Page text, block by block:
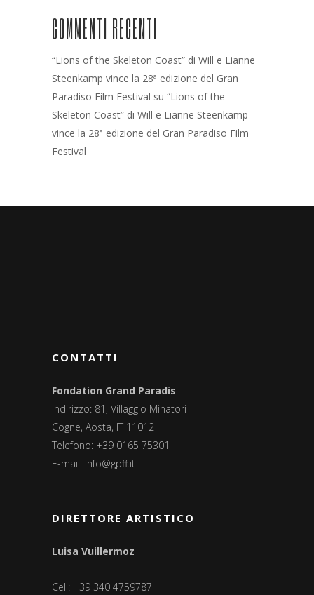
COMMENTI RECENTI
“Lions of the Skeleton Coast” di Will e Lianne
Steenkamp vince la 28ª edizione del Gran
Paradiso Film Festival su “Lions of the
Skeleton Coast” di Will e Lianne Steenkamp
vince la 28ª edizione del Gran Paradiso Film
Festival
CONTATTI
Fondation Grand Paradis
Indirizzo: 81, Villaggio Minatori
Cogne, Aosta, IT 11012
Telefono: +39 0165 75301
E-mail: info@gpff.it
DIRETTORE ARTISTICO
Luisa Vuillermoz
Cell: +39 340 4759787